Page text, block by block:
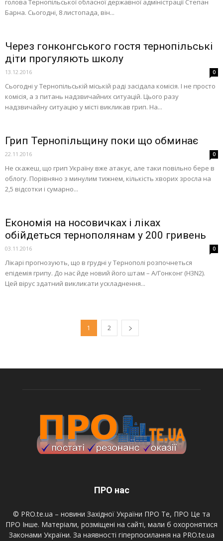
голова Тернопільської обласної державної адміністрації Степан
Барна. Сьогодні, 8 листопада, він...
Через гонконгського гостя тернопільські
діти прогуляють школу
13.12.2016 0
Сьогодні у Тернопільській міській раді засідала комісія. І не просто
комісія, а з питань надзвичайних ситуацій. Цього разу
надзвичайну ситуацію у місті викликав грип. На...
Грип Тернопільщину поки що обминає
22.11.2016 0
Не скажеш, що грип Україну вже атакує, але таки повільно бере в
облогу. Порівняно з минулим тижнем, кількість хворих зросла на
2,5 відсотки і сумарно...
Економія на носовичках і ліках
обійдеться тернополянам у 200 гривень
03.11.2016 0
Лікарі прогнозують, що в грудні у Тернополі розпочнеться
епідемія грипу. До нас йде новий його штам – А/Гонконг (H3N2).
Цей вірус здатний викликати ускладнення...
1 2
ПРО нас
© PRO.te.ua – новини Західної України ПРО Те, ПРО Це та
ПРО Інше. Матеріали, розміщені на сайті, мали б охоронятися
Законами України. За наявності гіперпосилання на PRO.te.ua